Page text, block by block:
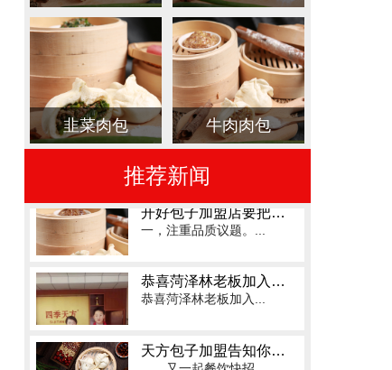
韭菜肉包 牛肉肉包
推荐新闻
恭喜聊城吴老板一家普兼檄加入四季天方
祝贺聊城阳谷新增-...
天方包子加盟：如何加盟包子店铺？
如何加盟包子店...